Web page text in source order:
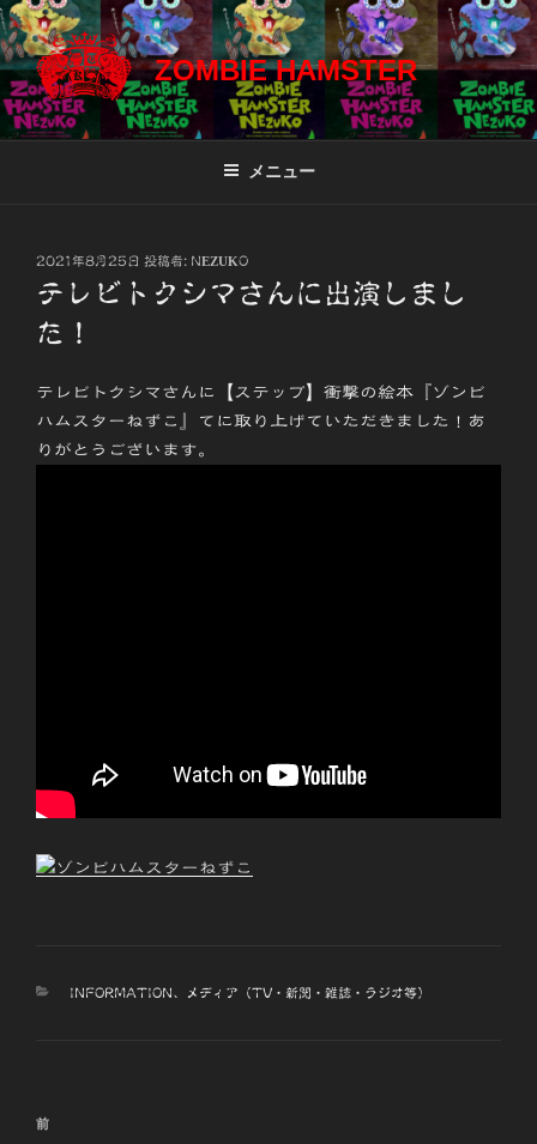
コ
ン
テ
ン
ツ
ZOMBIE HAMSTER
メニュー
投
日:
2021年8月25日 投稿者: NEZUKO
テレビトクシマさんに出演しまし
た！
テレビトクシマさんに【ステップ】衝撃の絵本『ゾンビ
ハムスターねずこ』てに取り上げていただきました！あ
りがとうございます。
カ
INFORMATION、 メディア（TV・新聞・雑誌・ラジオ等）
投
前
前